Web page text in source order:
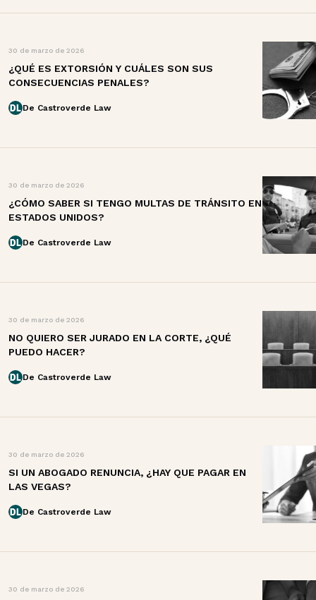
30 de marzo de 2026
¿QUÉ ES EXTORSIÓN Y CUÁLES SON SUS
CONSECUENCIAS PENALES?
De Castroverde Law
30 de marzo de 2026
¿CÓMO SABER SI TENGO MULTAS DE TRÁNSITO EN
ESTADOS UNIDOS?
De Castroverde Law
30 de marzo de 2026
NO QUIERO SER JURADO EN LA CORTE, ¿QUÉ
PUEDO HACER?
De Castroverde Law
30 de marzo de 2026
SI UN ABOGADO RENUNCIA, ¿HAY QUE PAGAR EN
LAS VEGAS?
De Castroverde Law
30 de marzo de 2026